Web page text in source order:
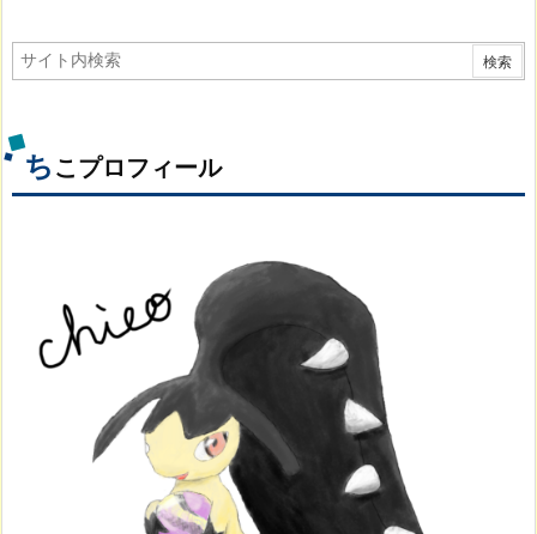
ち こプロフィール